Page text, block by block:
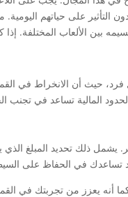
التأثير على حياتهم
بين الألعاب المختلفة. إذا
فرد، حيث أن الانخراط في
يشمل ذلك تحديد المبلغ
أنه يعزز من تجربتك في